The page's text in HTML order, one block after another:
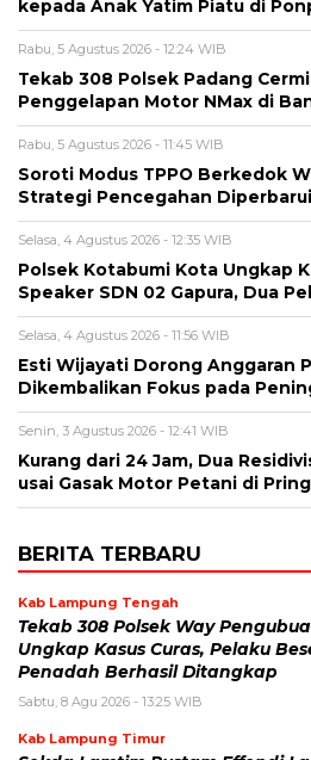
kepada Anak Yatim Piatu di
Rabu, 5 Agustus 2026 - 12:24 WIB
Tekab 308 Polsek Padang
Penggelapan Motor NMax di
Rabu, 5 Agustus 2026 - 11:45 WIB
Soroti Modus TPPO Berkedok
Strategi Pencegahan Diperbarui
Selasa, 4 Agustus 2026 - 12:35 WIB
Polsek Kotabumi Kota Ungkap
Speaker SDN 02 Gapura, Dua
Selasa, 4 Agustus 2026 - 11:56 WIB
Esti Wijayati Dorong Anggaran
Dikembalikan Fokus pada
Senin, 3 Agustus 2026 - 12:41 WIB
Kurang dari 24 Jam, Dua
usai Gasak Motor Petani di
BERITA TERBARU
Kab Lampung Tengah
Tekab 308 Polsek Way
Ungkap Kasus Curas, Pelaku
Penadah Berhasil Ditangkap
Sabtu, 8 Agu 2026 - 13:25 WIB
Kab Lampung Timur